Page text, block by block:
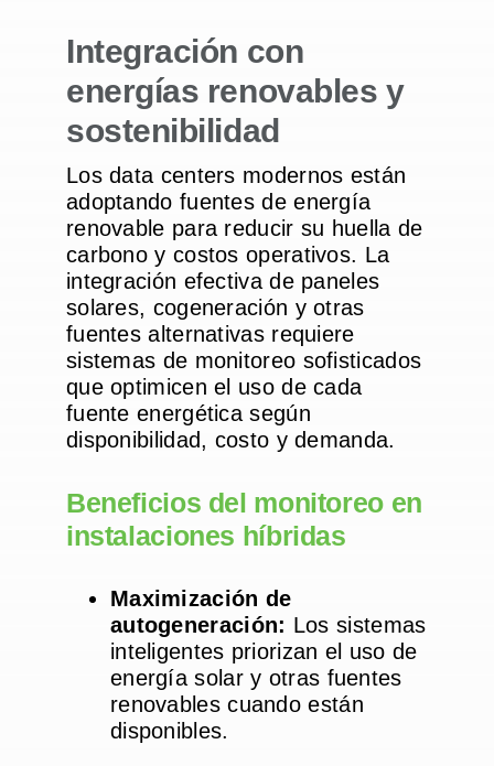
Integración con
energías renovables y
sostenibilidad
Los data centers modernos están
adoptando fuentes de energía
renovable para reducir su huella de
carbono y costos operativos. La
integración efectiva de paneles
solares, cogeneración y otras
fuentes alternativas requiere
sistemas de monitoreo sofisticados
que optimicen el uso de cada
fuente energética según
disponibilidad, costo y demanda.
Beneficios del monitoreo en
instalaciones híbridas
Maximización de
autogeneración: Los sistemas
inteligentes priorizan el uso de
energía solar y otras fuentes
renovables cuando están
disponibles.